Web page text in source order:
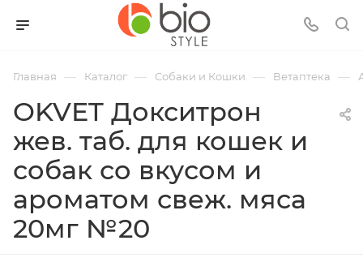
Главная — Каталог — Собаки и Кошки — Ветаптека —
OKVET Докситрон
жев. таб. для кошек и
собак со вкусом и
ароматом свеж. мяса
20мг №20